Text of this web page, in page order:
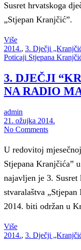
Susret hrvatskoga
„Stjepan Kranjčić”.
Više
2014., 3. Dječji
Poticaji Stjepana
3. DJEČJI
NA RADIO
admin
21. ožujka 2014.
No Comments
U redovitoj
Stjepana Kranjčića”
najavljen je 3. Susret
stvaralaštva
2014. biti održan u
Više
2014., 3. Dječji